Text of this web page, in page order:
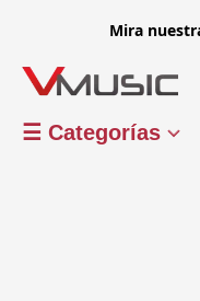
Mira
☰ Categorías